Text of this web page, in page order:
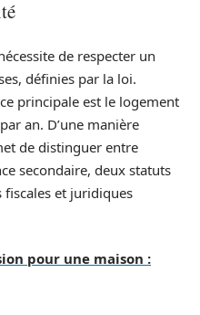
de respecter un
définies par la loi.
principale est le logement
an. D’une manière
de distinguer entre
secondaire, deux statuts
et juridiques
pour une maison :